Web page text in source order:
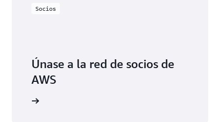
Socios
Únase a la red de socios de
AWS